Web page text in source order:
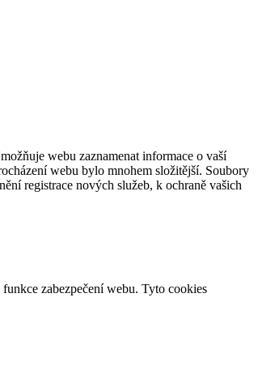
webu zaznamenat informace o vaší
webu bylo mnohem složitější. Soubory
registrace nových služeb, k ochraně vašich
zabezpečení webu. Tyto cookies